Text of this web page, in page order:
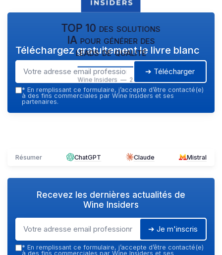
TOP 10 des solutions
IA pour générer des
leads de qualité
Wine Insiders — 2026
Téléchargez gratuitement le livre blanc
➔ Télécharger
* En remplissant ce formulaire, j’accepte d’être contacté(e)
à des fins commerciales par Wine Insiders et ses
partenaires.
Résumer ChatGPT Claude Mistral
Recevez les dernières actualités de
Wine Insiders
➔ Je m'inscris
* En remplissant ce formulaire, j’accepte d’être contacté(e)
à des fins commerciales par Wine Insiders et ses